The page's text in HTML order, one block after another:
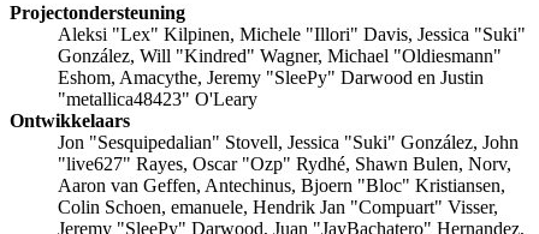
Projectondersteuning
Aleksi "Lex" Kilpinen, Michele "Illori" Davis, Jessica "Suki"
González, Will "Kindred" Wagner, Michael "Oldiesmann"
Eshom, Amacythe, Jeremy "SleePy" Darwood en Justin
"metallica48423" O'Leary
Ontwikkelaars
Jon "Sesquipedalian" Stovell, Jessica "Suki" González, John
"live627" Rayes, Oscar "Ozp" Rydhé, Shawn Bulen, Norv,
Aaron van Geffen, Antechinus, Bjoern "Bloc" Kristiansen,
Colin Schoen, emanuele, Hendrik Jan "Compuart" Visser,
Jeremy "SleePy" Darwood, Juan "JayBachatero" Hernandez,